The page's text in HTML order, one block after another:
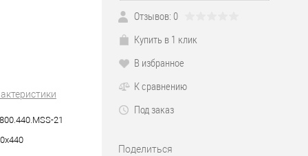
21
Отзывов: 0
Купить в 1 клик
В избранное
К сравнению
Под заказ
Поделиться